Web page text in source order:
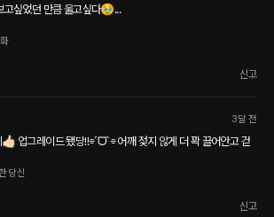
고싶었던 만큼 울고싶다🥹...
신고
3달 전
업그레이드 됐당!!⌯ˊᗜˋ⌯ 어깨 젖지 않게 더 꽉 끌어안고 걷
당신
신고